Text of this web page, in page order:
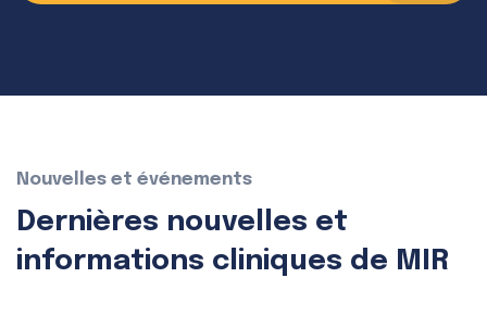
Nouvelles et événements
Dernières nouvelles et
informations cliniques de MIR